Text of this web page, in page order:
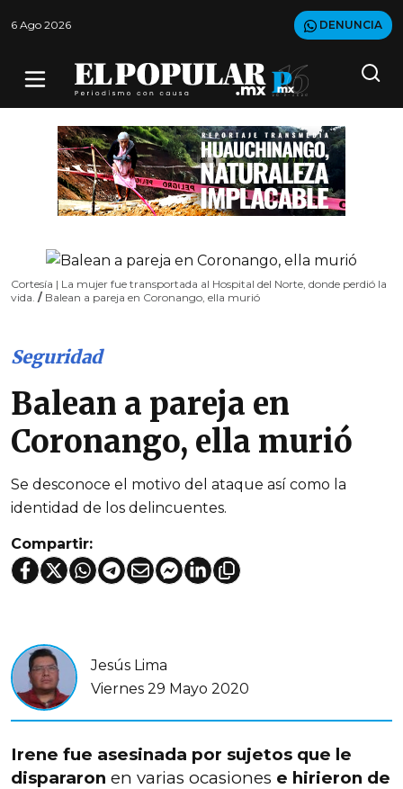
6 Ago 2026 DENUNCIA
Cortesía | La mujer fue transportada al Hospital del Norte, donde perdió la
vida. / Balean a pareja en Coronango, ella murió
Seguridad
Balean a pareja en
Coronango, ella murió
Se desconoce el motivo del ataque así como la
identidad de los delincuentes.
Compartir:
Jesús Lima
Viernes 29 Mayo 2020
Irene fue asesinada por sujetos que le
dispararon en varias ocasiones e hirieron de